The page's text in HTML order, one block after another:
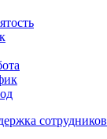
сотрудников